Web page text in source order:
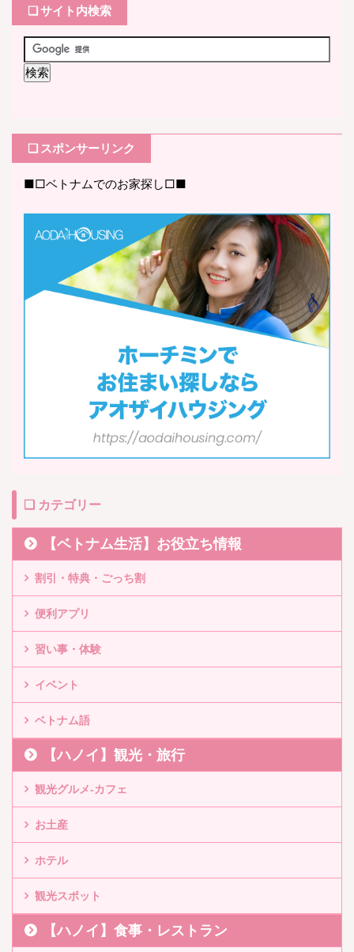
❏ サイト内検索
❏ スポンサーリンク
■□ベトナムでのお家探し□■
❏ カテゴリー
【ベトナム生活】お役立ち情報
割引・特典・ごっち割
便利アプリ
習い事・体験
イベント
ベトナム語
【ハノイ】観光・旅行
観光グルメ-カフェ
お土産
ホテル
観光スポット
【ハノイ】食事・レストラン